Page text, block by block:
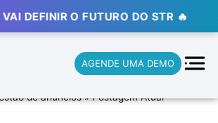
O FUTURO DO STR 🔥 ⚡ ⚡ ⚡
AGENDE UMA DEMO
de anúncios»Postagem Atual